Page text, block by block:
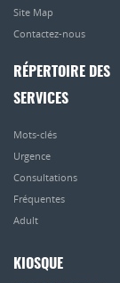
Site Map
Contactez-nous
RÉPERTOIRE DES
SERVICES
Mots-clés
Urgence
Consultations
Fréquentes
Adult
KIOSQUE